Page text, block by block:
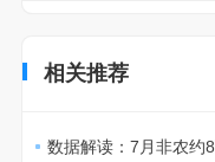
相关推荐
数据解读：7月非农约